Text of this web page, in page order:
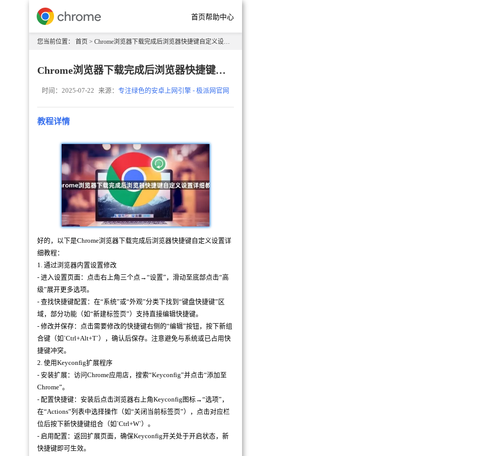
首页帮助中心
您当前位置： 首页 > Chrome浏览器下载完成后浏览器快捷键自定义设置详细教程
Chrome浏览器下载完成后浏览器快捷键自定义设置详细教程
时间：2025-07-22 来源：专注绿色的安卓上网引擎 - 极派网官网
教程详情
好的，以下是Chrome浏览器下载完成后浏览器快捷键自定义设置详
细教程：
1. 通过浏览器内置设置修改
- 进入设置页面：点击右上角三个点→“设置”，滑动至底部点击“高
级”展开更多选项。
- 查找快捷键配置：在“系统”或“外观”分类下找到“键盘快捷键”区
域，部分功能（如“新建标签页”）支持直接编辑快捷键。
- 修改并保存：点击需要修改的快捷键右侧的“编辑”按钮，按下新组
合键（如`Ctrl+Alt+T`），确认后保存。注意避免与系统或已占用快
捷键冲突。
2. 使用Keyconfig扩展程序
- 安装扩展：访问Chrome应用店，搜索“Keyconfig”并点击“添加至
Chrome”。
- 配置快捷键：安装后点击浏览器右上角Keyconfig图标→“选项”，
在“Actions”列表中选择操作（如“关闭当前标签页”），点击对应栏
位后按下新快捷键组合（如`Ctrl+W`）。
- 启用配置：返回扩展页面，确保Keyconfig开关处于开启状态，新
快捷键即可生效。